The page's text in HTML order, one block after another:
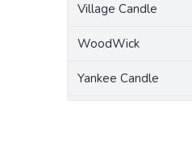
Village Candle
WoodWick
Yankee Candle